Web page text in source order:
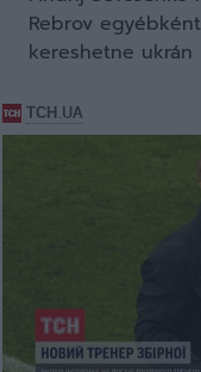
Rebrov
kereshetne ukrán